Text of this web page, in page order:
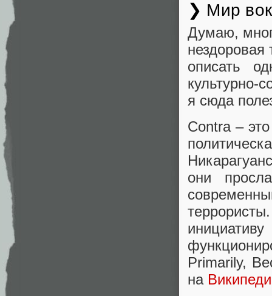
❯ Мир
Думаю,
нездоровая
описать
культурно-
я сюда
Contra –
они
Primarily,
на